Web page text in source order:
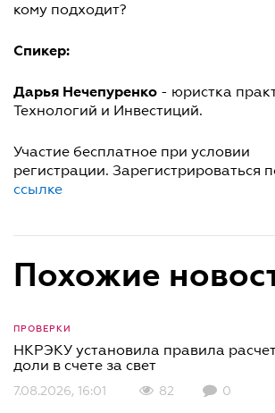
кому подходит?
Спикер:
Дарья Нечепуренко - юристка
Технологий и Инвестиций.
Участие бесплатное при условии
регистрации. Зарегистрироваться
ссылке
Похожие
ПРОВЕРКИ
НКРЭКУ установила правила
доли в счете за свет
7.08.2026, 16:01 82 0